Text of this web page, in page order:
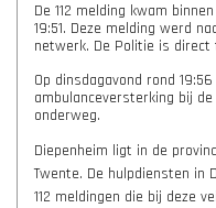
De 112 melding kwam
19:51. Deze melding werd
netwerk. De Politie is
Op dinsdagavond rond
ambulanceversterking bij
onderweg.
Diepenheim ligt in de
Twente. De hulpdiensten in
112 meldingen die bij deze